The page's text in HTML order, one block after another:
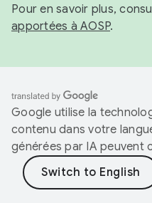
Pour en savoir plus,
apportées à AOSP.
Google utilise la
contenu dans votre
générées par IA peuvent